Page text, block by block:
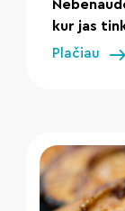
kur jas
Plačiau